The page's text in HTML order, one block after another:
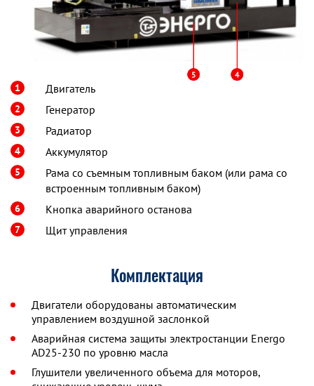
1 Двигатель
2 Генератор
3 Радиатор
4 Аккумулятор
5
Рама со съемным топливным баком (или рама со
встроенным топливным баком)
6 Кнопка аварийного останова
7 Щит управления
Комплектация
Двигатели оборудованы автоматическим
управлением воздушной заслонкой
Аварийная система защиты электростанции Energo
AD25-230 по уровню масла
Глушители увеличенного объема для моторов,